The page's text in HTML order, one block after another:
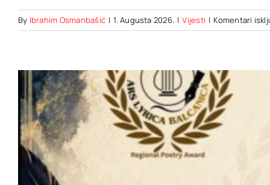
By Ibrahim Osmanbašić | 1. Augusta 2026. | Vijesti | Komentari